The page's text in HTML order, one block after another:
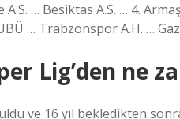
… Besiktas A.S. … 4.
… Trabzonspor A.H. …
Lig’den ne
ve 16 yıl bekledikten